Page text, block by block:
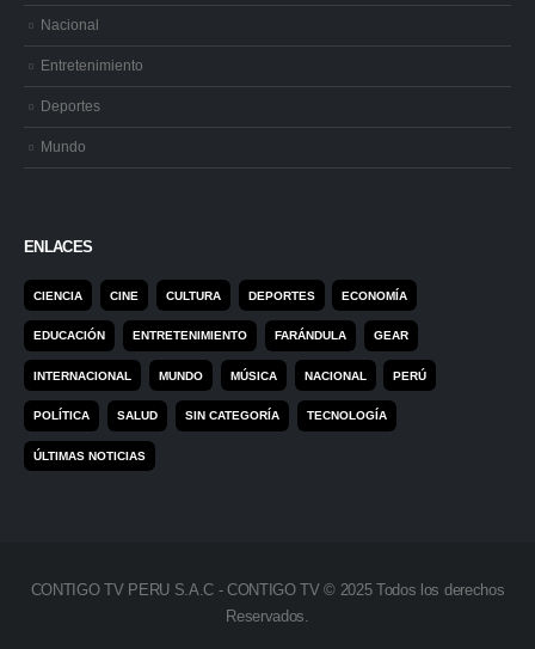
Nacional
Entretenimiento
Deportes
Mundo
ENLACES
CIENCIA CINE CULTURA DEPORTES ECONOMÍA
EDUCACIÓN ENTRETENIMIENTO FARÁNDULA GEAR
INTERNACIONAL MUNDO MÚSICA NACIONAL PERÚ
POLÍTICA SALUD SIN CATEGORÍA TECNOLOGÍA
ÚLTIMAS NOTICIAS
CONTIGO TV PERU S.A.C - CONTIGO TV © 2025 Todos los derechos
Reservados.